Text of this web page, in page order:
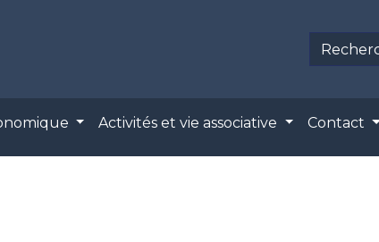
Activités et vie associative Contact